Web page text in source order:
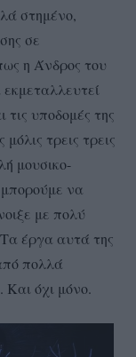
στημένο,
σε
η Άνδρος του
υποδομές της
τρεις τρεις
μουσικο-
να
με πολύ
έργα αυτά της
πολλά
Και όχι μόνο.